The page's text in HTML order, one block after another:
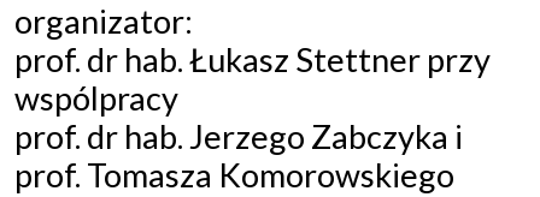
organizator:
prof. dr hab. Łukasz Stettner przy
wspólpracy
prof. dr hab. Jerzego Zabczyka i
prof. Tomasza Komorowskiego